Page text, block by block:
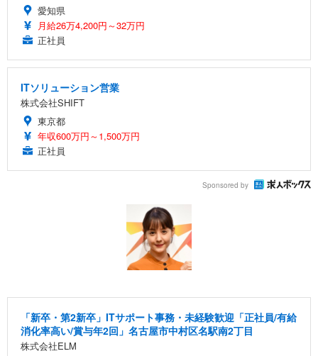
愛知県
月給26万4,200円～32万円
正社員
ITソリューション営業
株式会社SHIFT
東京都
年収600万円～1,500万円
正社員
Sponsored by
「新卒・第2新卒」ITサポート事務・未経験歓迎「正社員/有給
消化率高い/賞与年2回」名古屋市中村区名駅南2丁目
株式会社ELM